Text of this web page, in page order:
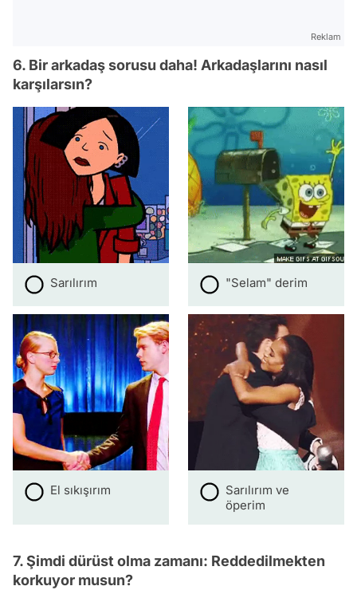
Reklam
6. Bir arkadaş sorusu daha! Arkadaşlarını nasıl
karşılarsın?
Sarılırım "Selam" derim
El sıkışırım
Sarılırım ve
öperim
7. Şimdi dürüst olma zamanı: Reddedilmekten
korkuyor musun?